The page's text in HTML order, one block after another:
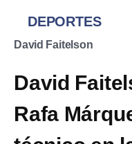
DEPORTES
David Faitelson
David
Rafa